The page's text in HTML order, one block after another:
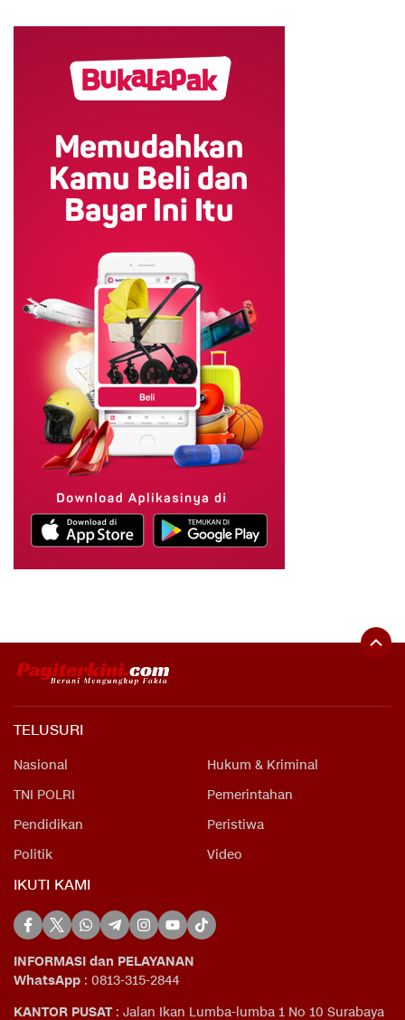
TELUSURI
Nasional
Hukum & Kriminal
TNI POLRI
Pemerintahan
Pendidikan
Peristiwa
Politik
Video
IKUTI KAMI
INFORMASI dan PELAYANAN
WhatsApp : 0813-315-2844
KANTOR PUSAT: Jalan Ikan Lumba-lumba 1 No 10 Surabaya